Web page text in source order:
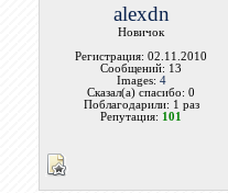
alexdn
Новичок
Регистрация: 02.11.2010
Сообщений: 13
Images: 4
Сказал(а) спасибо: 0
Поблагодарили: 1 раз
Репутация: 101